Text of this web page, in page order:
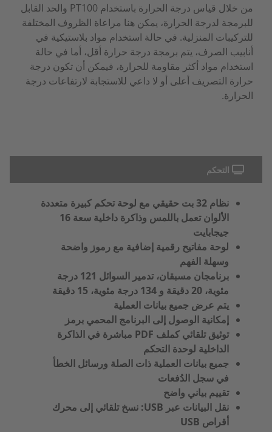
من خلال قياس درجة الحرارة باستخدام PT100 والحد القابل
للبرمجة لدرجة الحرارة، يمكن هنا مراعاة الظروف المختلفة
للتركيبات المنزلية. في حالة استخدام مواد بلاستيكية في
أنابيب الصرف، يتم برمجة درجة حرارة أقل، أما في حالة
استخدام مواد أكثر مقاومة للحرارة، فيمكن أن تكون درجة
حرارة التصريف أعلى أو لا داعي للاستجابة لارتفاعات درجة
الحرارة.
التحكم
نظام 32 بت حقيقي مع لوحة تحكم كبيرة متعددة
الألوان تعمل باللمس وذاكرة داخلية سعة 16
جيجابايت
لوحة مفاتيح رقمية إضافية مع رموز واضحة
وسهلة الفهم
برنامجان مسبقان، تدمير السوائل 121 درجة
مئوية، 20 دقيقة و 134 درجة مئوية، 15 دقيقة
يتم عرض جميع بيانات العملية
إمكانية الوصول إلى البرنامج المحمي برمز
توثيق تلقائي كملف PDF مباشرة في الذاكرة
الداخلية لوحدة التحكم
جميع بيانات العملية ذات الصلة ورسائل الخطأ
في سجل الدُفعات
تقييم بياني واضح
نقل البيانات عبر USB: نسخ تلقائي إلى محرك
أقراص USB